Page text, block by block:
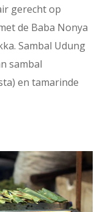
gerecht op
de Baba Nonya
Sambal Udung
sambal
en tamarinde